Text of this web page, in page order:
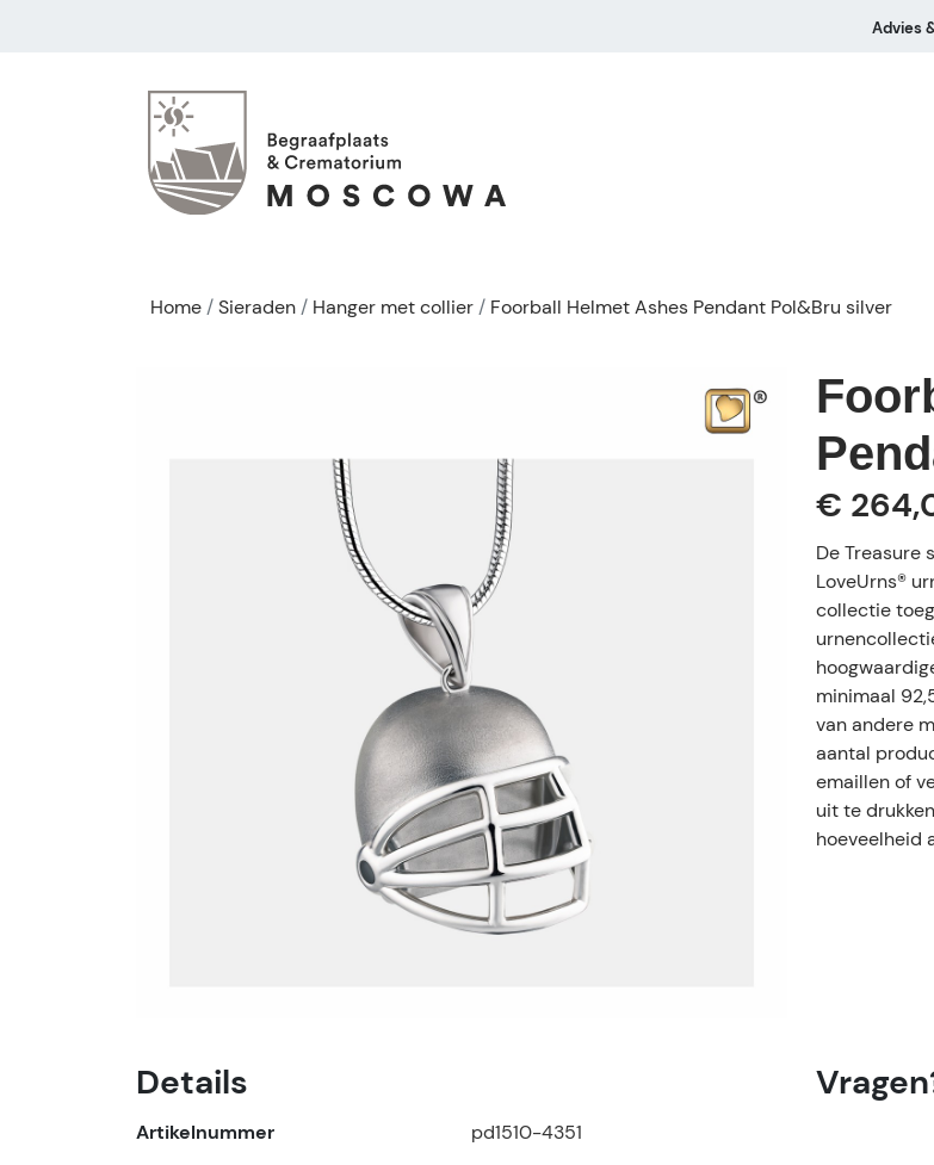
Advies
Home Sieraden Hanger met collier Foorball Helmet Ashes Pendant Pol&Bru silver
€
De Treasure
LoveUrns®
collectie
minimaal
van andere
aantal
emaillen of
uit te
hoeveelheid
Details
Artikelnummer
pd1510-4351